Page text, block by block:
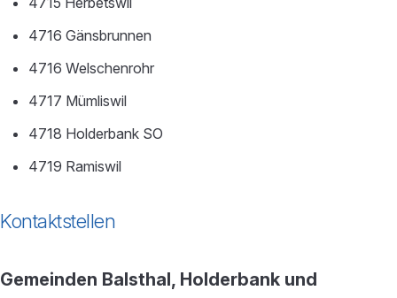
4716 Gänsbrunnen
4716 Welschenrohr
4717 Mümliswil
4718 Holderbank SO
4719 Ramiswil
Kontaktstellen
Gemeinden Balsthal, Holderbank und